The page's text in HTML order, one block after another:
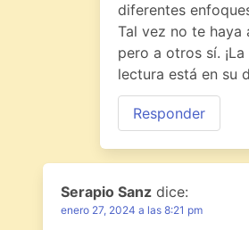
diferentes
Tal vez no te haya
pero a otros sí.
lectura está en su
Responder
Serapio Sanz dice:
enero 27, 2024 a las 8:21 pm